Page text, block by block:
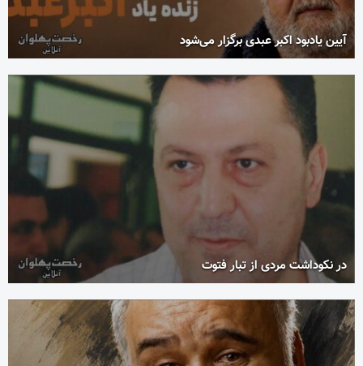
آیین یادبود اکبر عبدی برگزار می‌شود
در نکوداشت مردی از تبار فتوت